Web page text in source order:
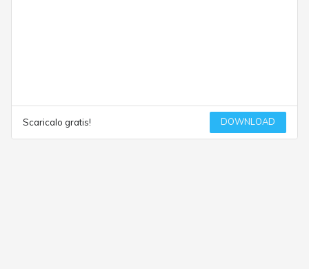
Scaricalo gratis! DOWNLOAD